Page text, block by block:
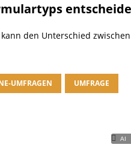
den Unterschied
UMFRAGEN UMFRAGE